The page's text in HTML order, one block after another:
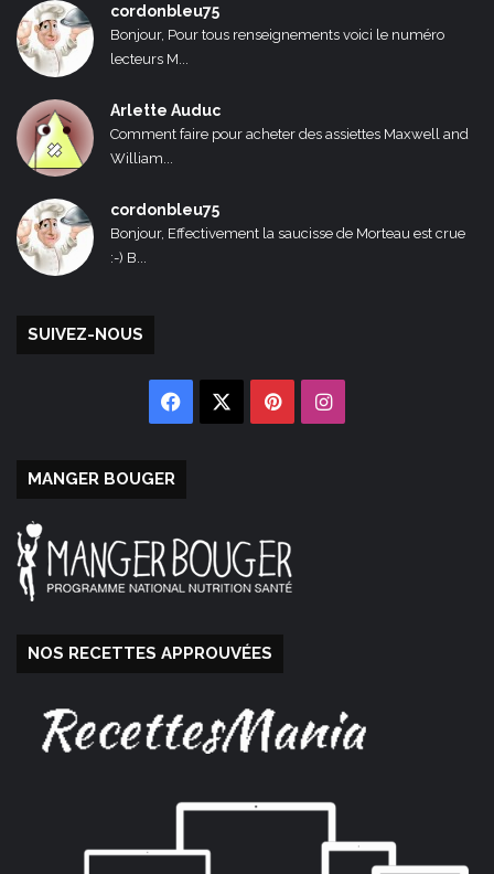
cordonbleu75
Bonjour, Pour tous renseignements voici le numéro
lecteurs M...
Arlette Auduc
Comment faire pour acheter des assiettes Maxwell and
William...
cordonbleu75
Bonjour, Effectivement la saucisse de Morteau est crue
:-) B...
SUIVEZ-NOUS
Facebook PinterestInstagram
MANGER BOUGER
NOS RECETTES APPROUVÉES